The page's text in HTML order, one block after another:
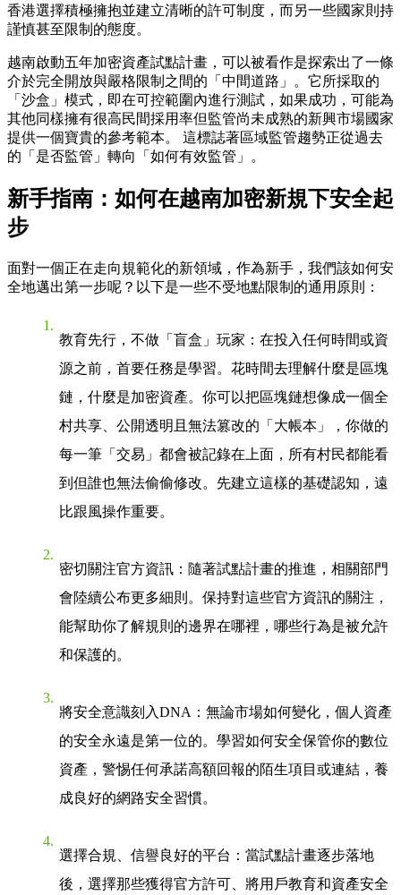
香港選擇積極擁抱並建立清晰的許可制度，而另一些國家則持
謹慎甚至限制的態度。
越南啟動五年加密資產試點計畫 ，可以被看作是探索出了一條
介於完全開放與嚴格限制之間的「中間道路」。它所採取的
「沙盒」模式，即在可控範圍內進行測試，如果成功，可能為
其他同樣擁有很高民間採用率但監管尚未成熟的新興市場國家
提供一個寶貴的參考範本。 這標誌著區域監管趨勢正從過去
的「是否監管」轉向「如何有效監管」。
新手指南：如何在越南加密新規下安全起
步
面對一個正在走向規範化的新領域，作為新手，我們該如何安
全地邁出第一步呢？以下是一些不受地點限制的通用原則：
教育先行，不做「盲盒」玩家 ：在投入任何時間或資
源之前，首要任務是學習。花時間去理解什麼是區塊
鏈，什麼是加密資產。你可以把區塊鏈想像成一個全
村共享、公開透明且無法篡改的「大帳本」，你做的
每一筆「交易」都會被記錄在上面，所有村民都能看
到但誰也無法偷偷修改。先建立這樣的基礎認知，遠
比跟風操作重要。
密切關注官方資訊 ：隨著試點計畫的推進，相關部門
會陸續公布更多細則。保持對這些官方資訊的關注，
能幫助你了解規則的邊界在哪裡，哪些行為是被允許
和保護的。
將安全意識刻入DNA ：無論市場如何變化，個人資產
的安全永遠是第一位的。學習如何安全保管你的數位
資產，警惕任何承諾高額回報的陌生項目或連結，養
成良好的網路安全習慣。
選擇合規、信譽良好的平台 ：當試點計畫逐步落地
後，選擇那些獲得官方許可、將用戶教育和資產安全